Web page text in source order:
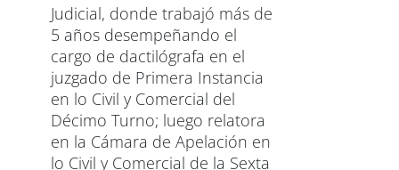
Judicial, donde trabajó más de
5 años desempeñando el
cargo de dactilógrafa en el
juzgado de Primera Instancia
en lo Civil y Comercial del
Décimo Turno; luego relatora
en la Cámara de Apelación en
lo Civil y Comercial de la Sexta